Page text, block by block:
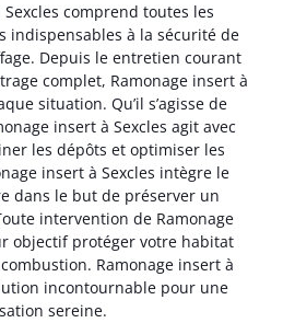
comprend toutes les
indispensables à la sécurité de
Depuis le entretien courant
complet, Ramonage insert à
situation. Qu’il s’agisse de
insert à Sexcles agit avec
les dépôts et optimiser les
insert à Sexcles intègre le
dans le but de préserver un
intervention de Ramonage
objectif protéger votre habitat
Ramonage insert à
incontournable pour une
sereine.